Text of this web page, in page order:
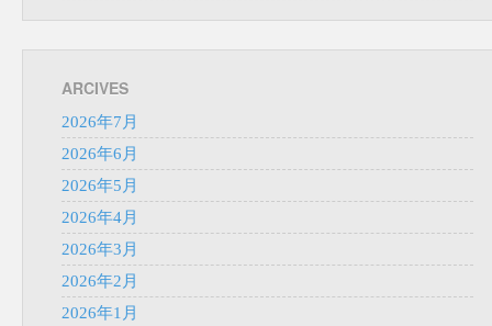
ARCIVES
2026年7月
2026年6月
2026年5月
2026年4月
2026年3月
2026年2月
2026年1月